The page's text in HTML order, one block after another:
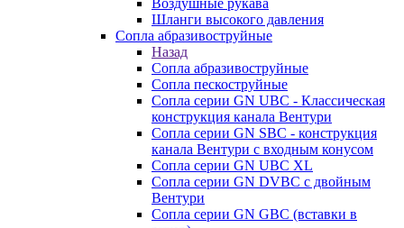
Воздушные рукава
Шланги высокого давления
Сопла абразивоструйные
Назад
Сопла абразивоструйные
Сопла пескоструйные
Сопла серии GN UBC - Классическая
конструкция канала Вентури
Сопла серии GN SBC - конструкция
канала Вентури c входным конусом
Сопла серии GN UBC XL
Сопла серии GN DVBC с двойным
Вентури
Сопла серии GN GBC (вставки в